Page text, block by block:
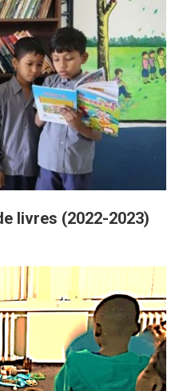
livres (2022-2023)